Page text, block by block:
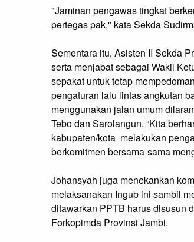
"Jaminan pengawas tingkat
pertegas pak," kata Sekda
Sementara itu, Asisten II Sekda
serta menjabat sebagai Wakil
sepakat untuk tetap
pengaturan lalu lintas angkutan
menggunakan jalan umum
Tebo dan Sarolangun. “Kita
kabupaten/kota melakukan
berkomitmen bersama-sama
Johansyah juga menekankan
melaksanakan Ingub ini sambil
ditawarkan PPTB harus disusun
Forkopimda Provinsi Jambi.